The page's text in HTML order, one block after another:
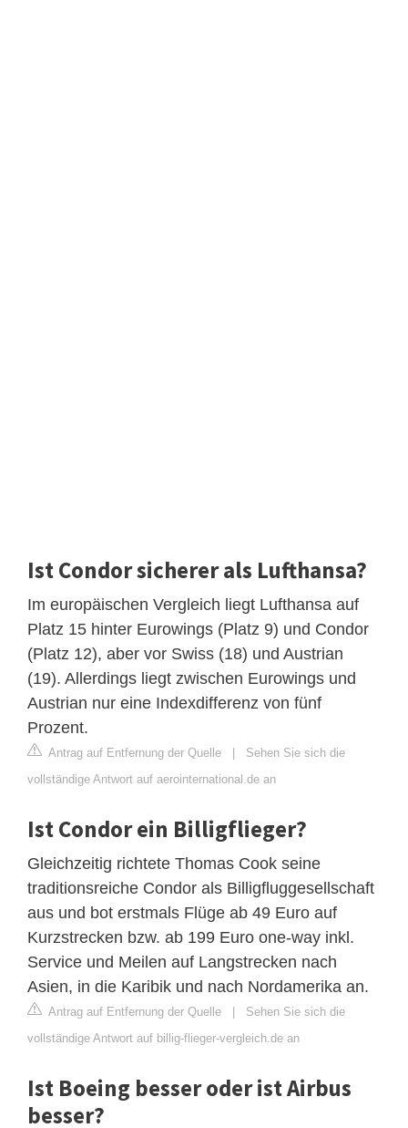
Ist Condor sicherer als Lufthansa?
Im europäischen Vergleich liegt Lufthansa auf
Platz 15 hinter Eurowings (Platz 9) und Condor
(Platz 12), aber vor Swiss (18) und Austrian
(19). Allerdings liegt zwischen Eurowings und
Austrian nur eine Indexdifferenz von fünf
Prozent.
Antrag auf Entfernung der Quelle | Sehen Sie sich die
vollständige Antwort auf aerointernational.de an
Ist Condor ein Billigflieger?
Gleichzeitig richtete Thomas Cook seine
traditionsreiche Condor als Billigfluggesellschaft
aus und bot erstmals Flüge ab 49 Euro auf
Kurzstrecken bzw. ab 199 Euro one-way inkl.
Service und Meilen auf Langstrecken nach
Asien, in die Karibik und nach Nordamerika an.
Antrag auf Entfernung der Quelle | Sehen Sie sich die
vollständige Antwort auf billig-flieger-vergleich.de an
Ist Boeing besser oder ist Airbus
besser?